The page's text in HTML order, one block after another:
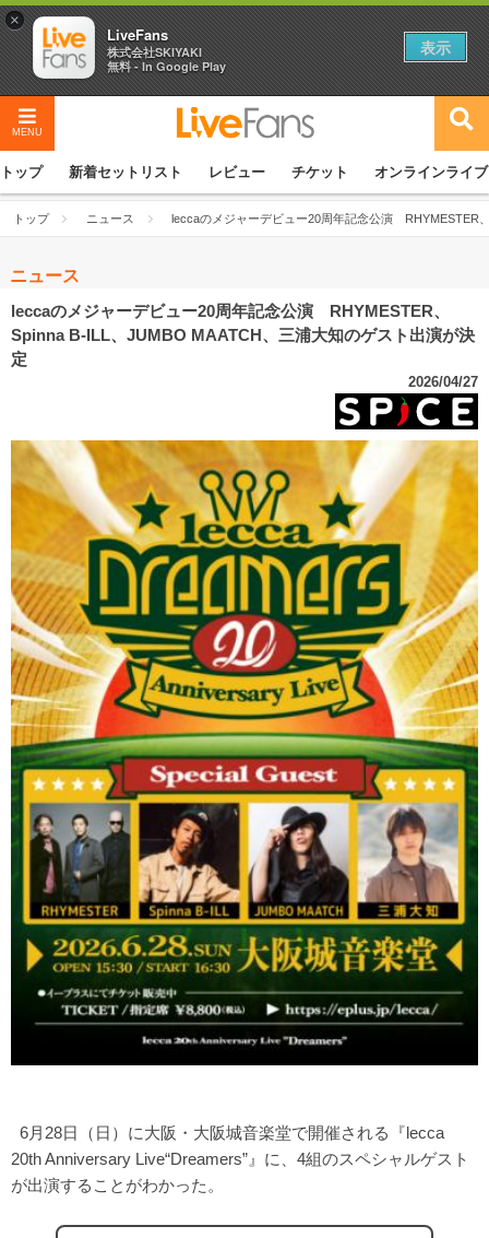
MENU
トップ 新着セットリスト レビュー チケット オンラインライブ
トップ ニュース leccaのメジャーデビュー20周年記念公演 RHYMESTER
ニュース
leccaのメジャーデビュー20周年記念公演 RHYMESTER、
Spinna B-ILL、JUMBO MAATCH、三浦大知のゲスト出演が決
定
2026/04/27
6月28日（日）に大阪・大阪城音楽堂で開催される『lecca
20th Anniversary Live“Dreamers”』に、4組のスペシャルゲスト
が出演することがわかった。
×
LiveFans
株式会社SKIYAKI
無料 - In Google Play
表示